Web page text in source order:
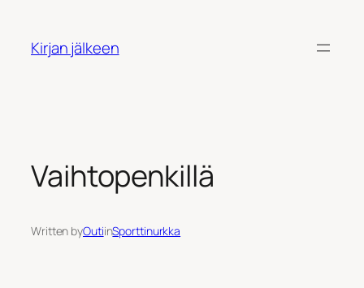
Kirjan jälkeen
Vaihtopenkillä
Written byOutiinSporttinurkka